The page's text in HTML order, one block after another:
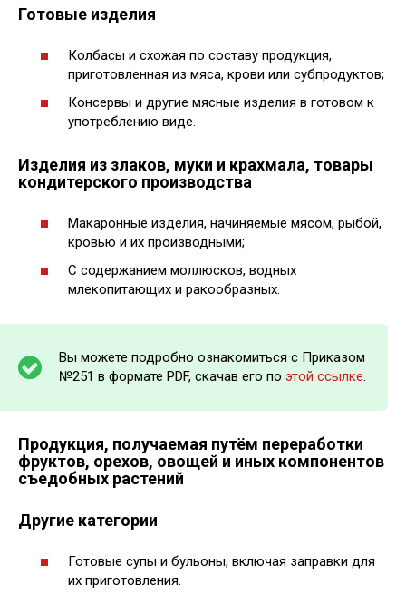
Готовые изделия
Колбасы и схожая по составу продукция,
приготовленная из мяса, крови или субпродуктов;
Консервы и другие мясные изделия в готовом к
употреблению виде.
Изделия из злаков, муки и крахмала, товары
кондитерского производства
Макаронные изделия, начиняемые мясом, рыбой,
кровью и их производными;
С содержанием моллюсков, водных
млекопитающих и ракообразных.
Вы можете подробно ознакомиться с Приказом
№251 в формате PDF, скачав его по этой ссылке.
Продукция, получаемая путём переработки
фруктов, орехов, овощей и иных компонентов
съедобных растений
Другие категории
Готовые супы и бульоны, включая заправки для
их приготовления.